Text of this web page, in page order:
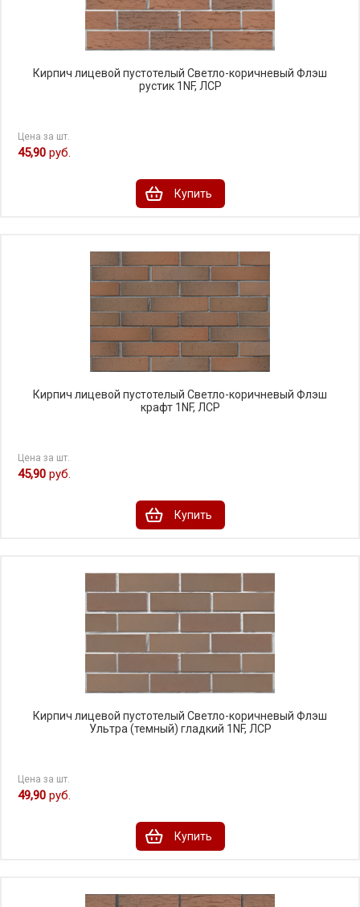
Кирпич лицевой пустотелый Светло-коричневый Флэш
рустик 1NF, ЛСР
Цена за шт.
45,90 руб.
Купить
Кирпич лицевой пустотелый Светло-коричневый Флэш
крафт 1NF, ЛСР
Цена за шт.
45,90 руб.
Купить
Кирпич лицевой пустотелый Светло-коричневый Флэш
Ультра (темный) гладкий 1NF, ЛСР
Цена за шт.
49,90 руб.
Купить